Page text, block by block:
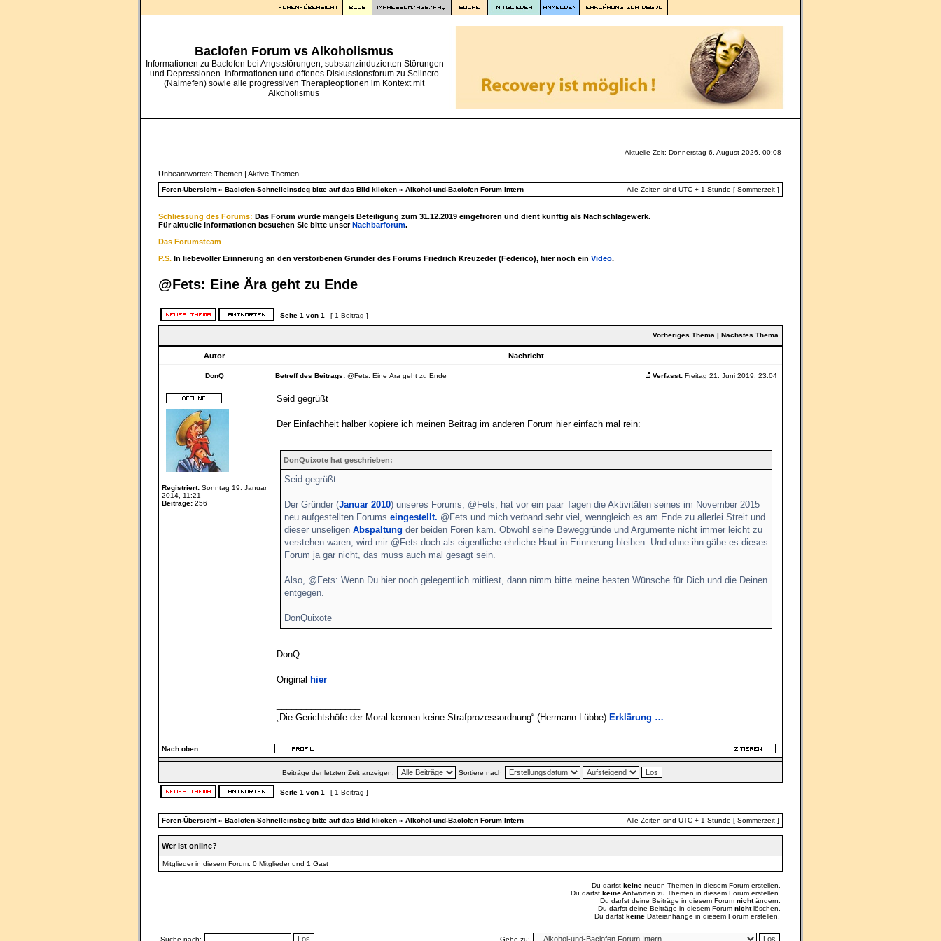
Baclofen Forum vs Alkoholismus
Informationen zu Baclofen bei Angststörungen, substanzinduzierten Störungen
und Depressionen. Informationen und offenes Diskussionsforum zu Selincro
(Nalmefen) sowie alle progressiven Therapieoptionen im Kontext mit
Alkoholismus
Aktuelle Zeit: Donnerstag 6. August 2026, 00:08
Unbeantwortete Themen | Aktive Themen
Foren-Übersicht» Baclofen-Schnelleinstieg bitte auf das Bild klicken » Alkohol-und-Baclofen Forum Intern Alle Zeiten sind UTC + 1 Stunde [ Sommerzeit ]
Schliessung des Forums: Das Forum wurde mangels Beteiligung zum 31.12.2019 eingefroren und dient künftig als Nachschlagewerk.
Für aktuelle Informationen besuchen Sie bitte unserNachbarforum.
Das Forumsteam
P.S. In liebevoller Erinnerung an den verstorbenen Gründer des Forums Friedrich Kreuzeder (Federico), hier noch ein Video.
@Fets: Eine Ära geht zu Ende
Seite 1 von 1 [ 1 Beitrag ]
Vorheriges Thema | Nächstes Thema
Autor Nachricht
DonQ Betreff des Beitrags: @Fets: Eine Ära geht zu Ende Verfasst: Freitag 21. Juni 2019, 23:04
Registriert: Sonntag 19. Januar
2014, 11:21
Beiträge: 256
Seid gegrüßt
Der Einfachheit halber kopiere ich meinen Beitrag im anderen Forum hier einfach mal rein:
DonQuixote hat geschrieben:
Seid gegrüßt
Der Gründer (Januar 2010) unseres Forums, @Fets, hat vor ein paar Tagen die Aktivitäten seines im November 2015
neu aufgestellten Forums eingestellt. @Fets und mich verband sehr viel, wenngleich es am Ende zu allerlei Streit und
dieser unseligen Abspaltung der beiden Foren kam. Obwohl seine Beweggründe und Argumente nicht immer leicht zu
verstehen waren, wird mir @Fets doch als eigentliche ehrliche Haut in Erinnerung bleiben. Und ohne ihn gäbe es dieses
Forum ja gar nicht, das muss auch mal gesagt sein.
Also, @Fets: Wenn Du hier noch gelegentlich mitliest, dann nimm bitte meine besten Wünsche für Dich und die Deinen
entgegen.
DonQuixote
DonQ
Original hier
„Die Gerichtshöfe der Moral kennen keine Strafprozessordnung“ (Hermann Lübbe) Erklärung …
Nach oben
Beiträge der letzten Zeit anzeigen: Sortiere nach
Seite 1 von 1 [ 1 Beitrag ]
Foren-Übersicht» Baclofen-Schnelleinstieg bitte auf das Bild klicken » Alkohol-und-Baclofen Forum Intern Alle Zeiten sind UTC + 1 Stunde [ Sommerzeit ]
Wer ist online?
Mitglieder in diesem Forum: 0 Mitglieder und 1 Gast
Du darfst keine neuen Themen in diesem Forum erstellen.
Du darfst keineAntworten zu Themen in diesem Forum erstellen.
Du darfst deine Beiträge in diesem Forum nichtändern.
Du darfst deine Beiträge in diesem Forum nichtlöschen.
Du darfst keine Dateianhänge in diesem Forum erstellen.
Suche nach: Gehe zu: